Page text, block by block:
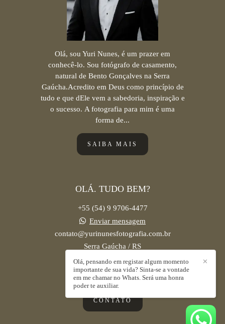
Olá, sou Yuri Nunes, é um prazer em
conhecê-lo. Sou fotógrafo de casamento,
natural de Bento Gonçalves na Serra
Gaúcha.Acredito em Deus como princípio de
tudo e que dEle vem a sabedoria, inspiração e
o sucesso. A fotografia para mim é uma
forma de...
SAIBA MAIS
OLÁ. TUDO BEM?
+55 (54) 9 9706-4477
Enviar mensagem
contato@yurinunesfotografia.com.br
Serra Gaúcha / RS
CONTATO
✕
Olá, pensando em registar algum momento
importante de sua vida? Sinta-se a vontade
em me chamar no Whats. Será uma honra
poder te auxiliar.